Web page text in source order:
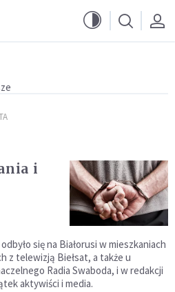
i
się na Białorusi w mieszkaniach
z telewizją Biełsat, a także u
Radia Swaboda, i w redakcji
aktywiści i media.